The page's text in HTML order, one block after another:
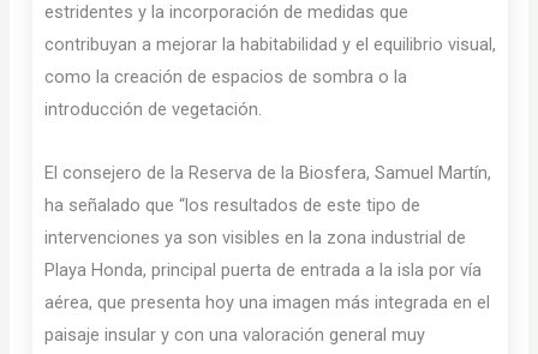
estridentes y la incorporación de medidas que
contribuyan a mejorar la habitabilidad y el equilibrio visual,
como la creación de espacios de sombra o la
introducción de vegetación.
El consejero de la Reserva de la Biosfera, Samuel Martín,
ha señalado que “los resultados de este tipo de
intervenciones ya son visibles en la zona industrial de
Playa Honda, principal puerta de entrada a la isla por vía
aérea, que presenta hoy una imagen más integrada en el
paisaje insular y con una valoración general muy